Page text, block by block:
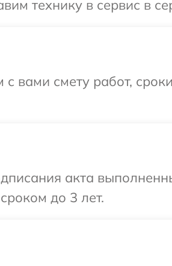
технику в сервис в
вами смету работ,
акта
до 3 лет.